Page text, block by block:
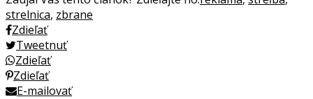
strelnica, zbrane
Zdieľať
Tweetnuť
Zdieľať
Zdieľať
E-mailovať